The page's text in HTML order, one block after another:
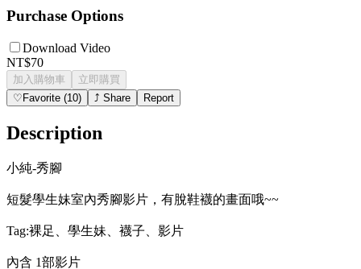
Purchase Options
Download Video
NT$70
加入購物車
立即購買
♡ Favorite (10) ⤴ Share Report
Description
小純-秀腳
短髮學生妹室內秀腳影片，有脫鞋襪的畫面哦~~
Tag:裸足、學生妹、襪子、影片
內含 1部影片